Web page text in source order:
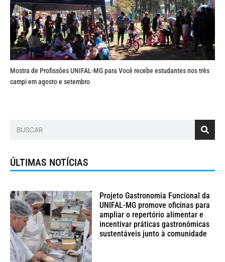
Mostra de Profissões UNIFAL-MG para Você recebe estudantes nos três
campi em agosto e setembro
ÚLTIMAS NOTÍCIAS
Projeto Gastronomia Funcional da
UNIFAL-MG promove oficinas para
ampliar o repertório alimentar e
incentivar práticas gastronômicas
sustentáveis junto à comunidade